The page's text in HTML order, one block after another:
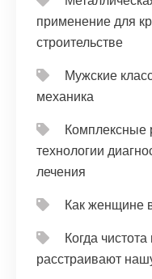
применение для
строительстве
Мужские
механика
Комплексные
технологии
лечения
Как женщине
Когда
расстраивают